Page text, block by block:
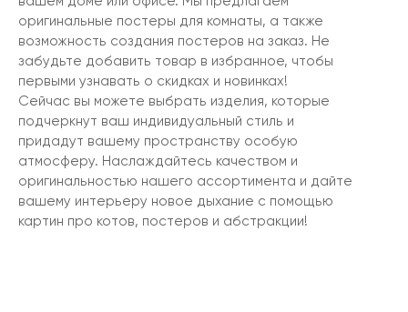
оригинальные постеры для комнаты, а также
возможность создания постеров на заказ. Не
забудьте добавить товар в избранное, чтобы
первыми узнавать о скидках и новинках!
Сейчас вы можете выбрать изделия, которые
подчеркнут ваш индивидуальный стиль и
придадут вашему пространству особую
атмосферу. Наслаждайтесь качеством и
оригинальностью нашего ассортимента и дайте
вашему интерьеру новое дыхание с помощью
картин про котов, постеров и абстракции!